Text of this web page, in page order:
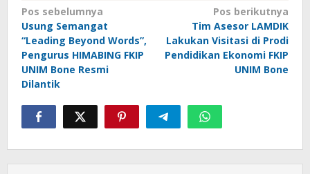
Navigasi
pos
Pos sebelumnya
Usung Semangat
“Leading Beyond Words”,
Pengurus HIMABING FKIP
UNIM Bone Resmi
Dilantik
Pos berikutnya
Tim Asesor LAMDIK
Lakukan Visitasi di Prodi
Pendidikan Ekonomi FKIP
UNIM Bone